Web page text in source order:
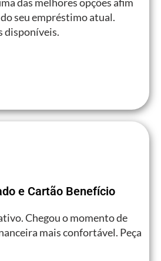
seu empréstimo atual.
disponíveis.
e Cartão Benefício
Chegou o momento de
mais confortável. Peça